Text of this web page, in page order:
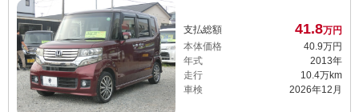
支払総額 41.8万円
本体価格
40. 9万円
年式
2013年
走行
10.4万km
車検
2026年12月